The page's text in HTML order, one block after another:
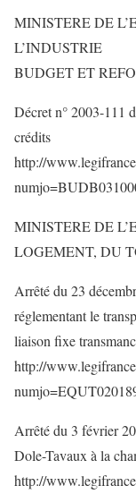
MINISTERE DE
L’INDUSTRIE
BUDGET ET
Décret n° 2003-111
crédits
http://
MINISTERE DE
LOGEMENT, DU
Arrêté du 23
réglementant le
liaison fixe
http://
Arrêté du 3 février
Dole-Tavaux à la
http://